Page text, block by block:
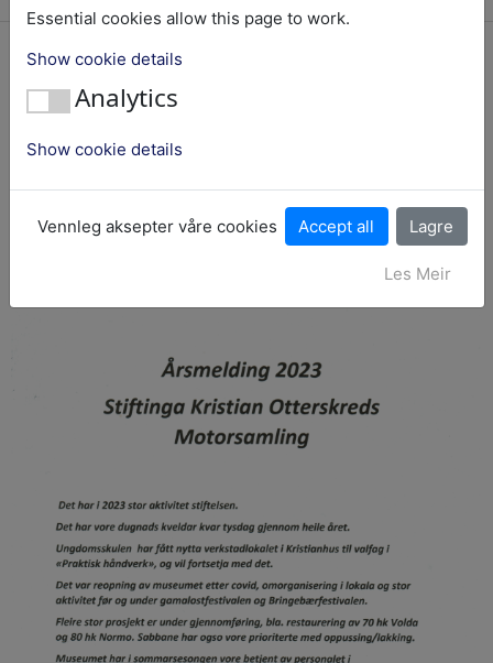
Essential cookies allow this page to work.
Show cookie details
Analytics
Show cookie details
Vennleg aksepter våre cookies
Les Meir
Publisert:27. april 2024 10:22
Teksten handler om:
Scanna årsmelding etter styremøte for Stiftinga Kristian
Otterskreds Motorsamling